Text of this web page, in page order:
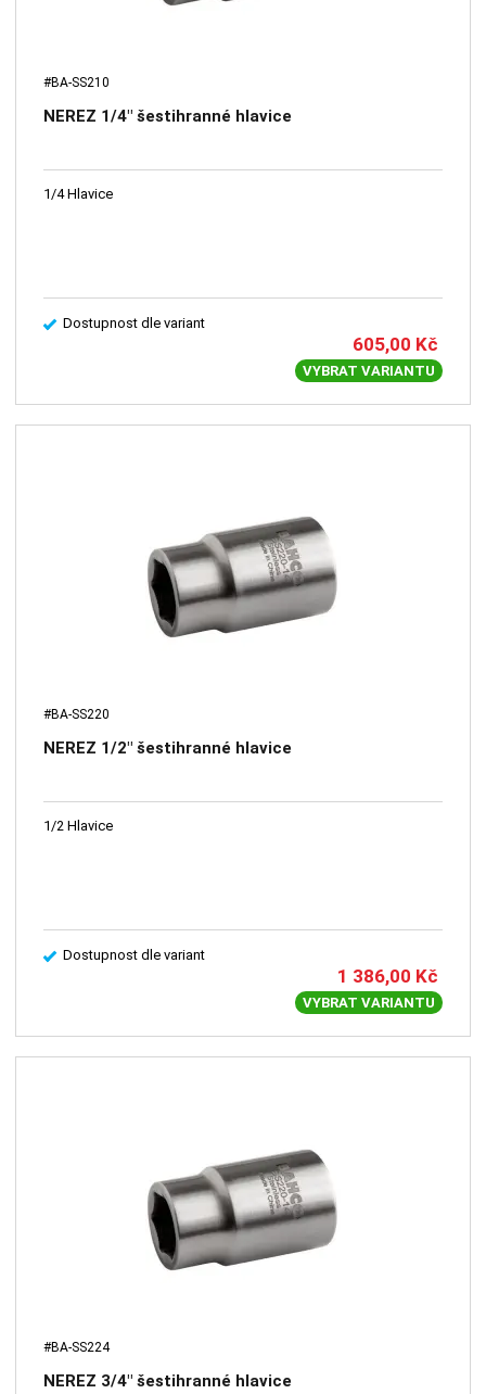
#BA-SS210
NEREZ 1/4" šestihranné hlavice
1/4 Hlavice
Dostupnost dle variant
605,00 Kč
VYBRAT VARIANTU
#BA-SS220
NEREZ 1/2" šestihranné hlavice
1/2 Hlavice
Dostupnost dle variant
1 386,00 Kč
VYBRAT VARIANTU
#BA-SS224
NEREZ 3/4" šestihranné hlavice